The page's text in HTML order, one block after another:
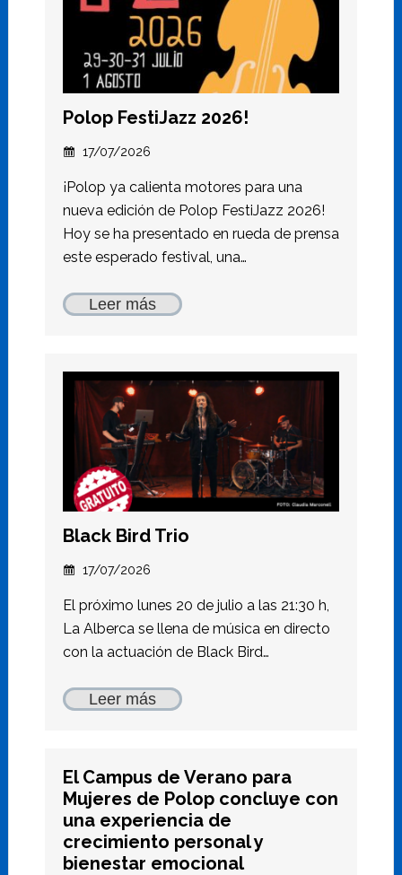
Polop FestiJazz 2026!
17/07/2026
¡Polop ya calienta motores para una
nueva edición de Polop FestiJazz 2026!
Hoy se ha presentado en rueda de prensa
este esperado festival, una…
Leer más
Black Bird Trio
17/07/2026
El próximo lunes 20 de julio a las 21:30 h,
La Alberca se llena de música en directo
con la actuación de Black Bird…
Leer más
El Campus de Verano para
Mujeres de Polop concluye con
una experiencia de
crecimiento personal y
bienestar emocional